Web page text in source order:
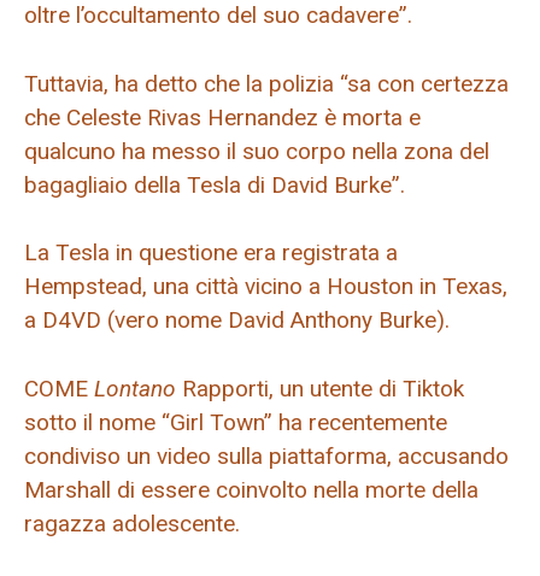
oltre l’occultamento del suo cadavere”.
Tuttavia, ha detto che la polizia “sa con certezza
che Celeste Rivas Hernandez è morta e
qualcuno ha messo il suo corpo nella zona del
bagagliaio della Tesla di David Burke”.
La Tesla in questione era registrata a
Hempstead, una città vicino a Houston in Texas,
a D4VD (vero nome David Anthony Burke).
COME Lontano Rapporti, un utente di Tiktok
sotto il nome “Girl Town” ha recentemente
condiviso un video sulla piattaforma, accusando
Marshall di essere coinvolto nella morte della
ragazza adolescente.